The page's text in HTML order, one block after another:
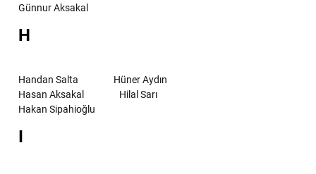
Günnur Aksakal
H
Handan Salta
Hüner Aydın
Hasan Aksakal
Hilal Sarı
Hakan Sipahioğlu
I